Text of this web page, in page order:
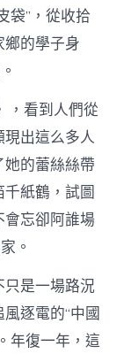
袋”，從收拾
的學子身
，看到人們從
出這么多人
的蕾絲絲帶
紙鶴，試圖
忘卻阿誰場
。
是一場路況
風逐電的“中國
年復一年，這